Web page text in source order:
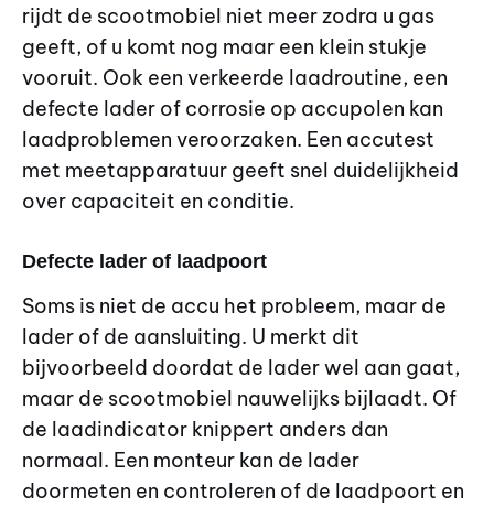
rijdt de scootmobiel niet meer zodra u gas
geeft, of u komt nog maar een klein stukje
vooruit. Ook een verkeerde laadroutine, een
defecte lader of corrosie op accupolen kan
laadproblemen veroorzaken. Een accutest
met meetapparatuur geeft snel duidelijkheid
over capaciteit en conditie.
Defecte lader of laadpoort
Soms is niet de accu het probleem, maar de
lader of de aansluiting. U merkt dit
bijvoorbeeld doordat de lader wel aan gaat,
maar de scootmobiel nauwelijks bijlaadt. Of
de laadindicator knippert anders dan
normaal. Een monteur kan de lader
doormeten en controleren of de laadpoort en